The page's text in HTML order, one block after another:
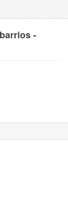
-